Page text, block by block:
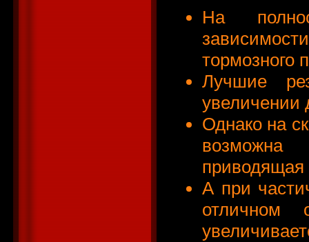
На
тормозного
Лучшие
увеличении
Однако на
возможна
приводящая
А при
отличном